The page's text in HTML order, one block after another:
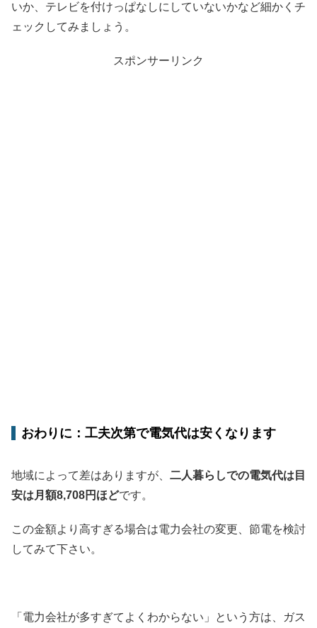
いか、テレビを付けっぱなしにしていないかなど細かくチ
ェックしてみましょう。
スポンサーリンク
おわりに：工夫次第で電気代は安くなります
地域によって差はありますが、 二人暮らしでの電気代は目
安は月額8,708円ほどです。
この金額より高すぎる場合は電力会社の変更、節電を検討
してみて下さい。
「電力会社が多すぎてよくわからない」という方は、ガス